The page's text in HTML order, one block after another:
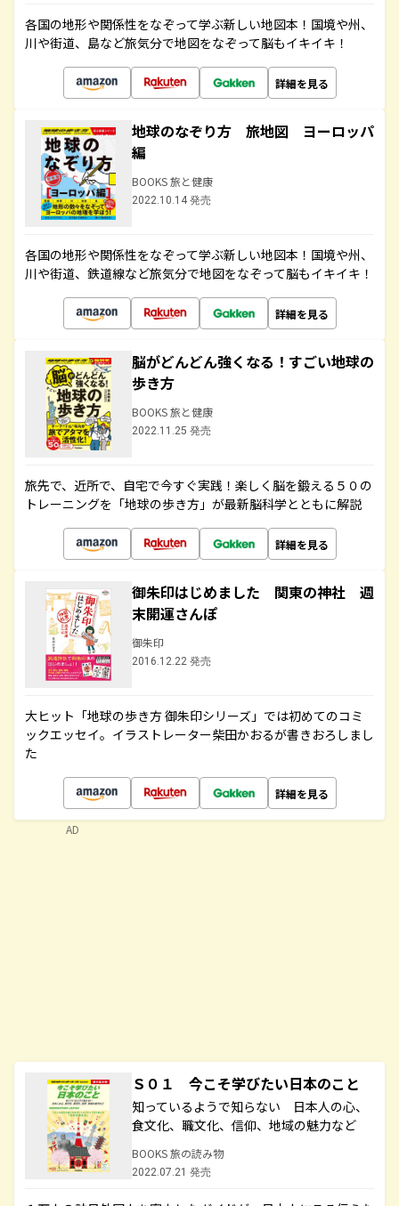
各国の地形や関係性をなぞって学ぶ新しい地図本！国境や州、
川や街道、島など旅気分で地図をなぞって脳もイキイキ！
詳細を見る
地球のなぞり方 旅地図 ヨーロッパ
編
BOOKS 旅と健康
2022.10.14 発売
各国の地形や関係性をなぞって学ぶ新しい地図本！国境や州、
川や街道、鉄道線など旅気分で地図をなぞって脳もイキイキ！
詳細を見る
脳がどんどん強くなる！すごい地球の
歩き方
BOOKS 旅と健康
2022.11.25 発売
旅先で、近所で、自宅で今すぐ実践！楽しく脳を鍛える５０の
トレーニングを「地球の歩き方」が最新脳科学とともに解説
詳細を見る
御朱印はじめました 関東の神社 週
末開運さんぽ
御朱印
2016.12.22 発売
大ヒット「地球の歩き方 御朱印シリーズ」では初めてのコミ
ックエッセイ。イラストレーター柴田かおるが書きおろしまし
た
詳細を見る
Ｓ０１ 今こそ学びたい日本のこと
知っているようで知らない 日本人の心、
食文化、職文化、信仰、地域の魅力など
BOOKS 旅の読み物
2022.07.21 発売
AD